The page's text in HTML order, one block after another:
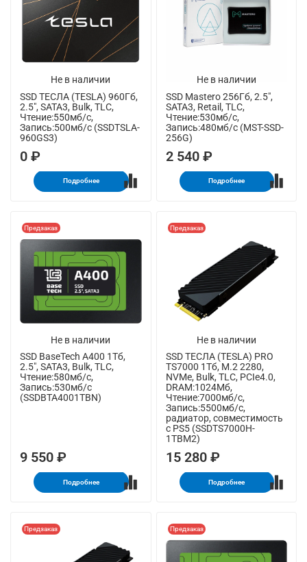
Не в наличии
SSD ТЕСЛА (TESLA) 960Гб,
2.5", SATA3, Bulk, TLC,
Чтение:550мб/с,
Запись:500мб/с (SSDTSLA-
960GS3)
0 ₽
Подробнее
Не в наличии
SSD Mastero 256Гб, 2.5",
SATA3, Retail, TLC,
Чтение:530мб/с,
Запись:480мб/с (MST-SSD-
256G)
2 540 ₽
Подробнее
Не в наличии
Предзаказ
SSD BaseTech A400 1Тб,
2.5", SATA3, Bulk, TLC,
Чтение:580мб/с,
Запись:530мб/с
(SSDBTA4001TBN)
9 550 ₽
Подробнее
Не в наличии
Предзаказ
SSD ТЕСЛА (TESLA) PRO
TS7000 1Тб, M.2 2280,
NVMe, Bulk, TLC, PCIe4.0,
DRAM:1024Мб,
Чтение:7000мб/с,
Запись:5500мб/с,
радиатор, совместимость
с PS5 (SSDTS7000H-
1TBM2)
15 280 ₽
Подробнее
Предзаказ Предзаказ